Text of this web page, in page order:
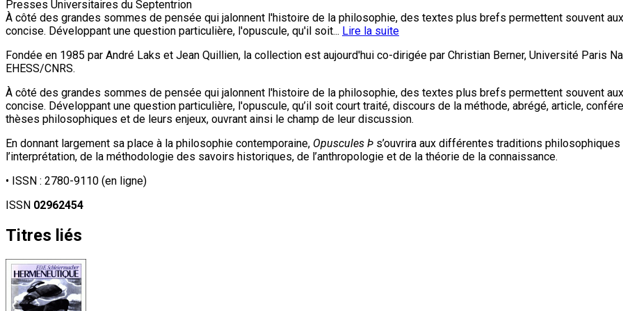
Presses Universitaires du Septentrion
À côté des grandes sommes de pensée qui jalonnent l'histoire de la philosophie, des textes plus brefs permettent souvent
concise. Développant une question particulière, l'opuscule, qu'il soit... Lire la suite
Fondée en 1985 par André Laks et Jean Quillien, la collection est aujourd'hui co-dirigée par Christian Berner, Université Paris
EHESS/CNRS.
À côté des grandes sommes de pensée qui jalonnent l'histoire de la philosophie, des textes plus brefs permettent souvent
concise. Développant une question particulière, l'opuscule, qu’il soit court traité, discours de la méthode, abrégé, article,
thèses philosophiques et de leurs enjeux, ouvrant ainsi le champ de leur discussion.
En donnant largement sa place à la philosophie contemporaine, Opuscules Þ s’ouvrira aux différentes traditions
l’interprétation, de la méthodologie des savoirs historiques, de l’anthropologie et de la théorie de la connaissance.
• ISSN : 2780-9110 (en ligne)
ISSN 02962454
Titres liés